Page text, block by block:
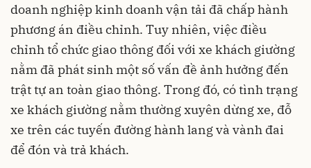
doanh nghiệp kinh doanh vận tải đã chấp hành
phương án điều chỉnh. Tuy nhiên, việc điều
chỉnh tổ chức giao thông đối với xe khách giường
nằm đã phát sinh một số vấn đề ảnh hưởng đến
trật tự an toàn giao thông. Trong đó, có tình trạng
xe khách giường nằm thường xuyên dừng xe, đỗ
xe trên các tuyến đường hành lang và vành đai
để đón và trả khách.